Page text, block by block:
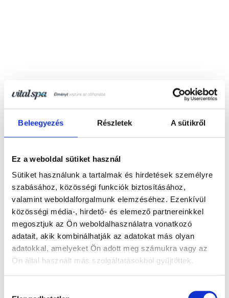
Beleegyezés Részletek A sütikről
Ez a weboldal sütiket használ
Sütiket használunk a tartalmak és hirdetések személyre
szabásához, közösségi funkciók biztosításához,
valamint weboldalforgalmunk elemzéséhez. Ezenkívül
közösségi média-, hirdető- és elemező partnereinkkel
megosztjuk az Ön weboldalhasználatra vonatkozó
adatait, akik kombinálhatják az adatokat más olyan
adatokkal, amelyeket Ön adott meg számukra vagy az
Ön által használt más szolgáltatásokból gyűjtöttek.